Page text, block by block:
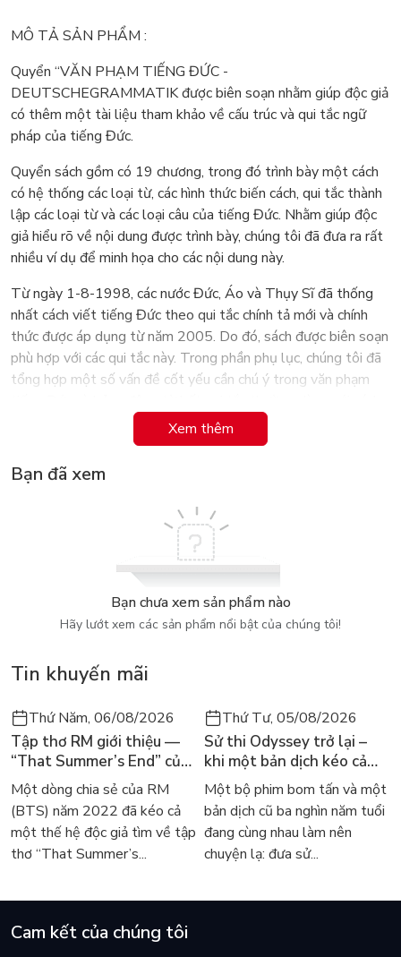
MÔ TẢ SẢN PHẨM :
Quyển “VĂN PHẠM TIẾNG ĐỨC -
DEUTSCHEGRAMMATIK được biên soạn nhằm giúp độc giả
có thêm một tài liệu tham khảo về cấu trúc và qui tắc ngữ
pháp của tiếng Đức.
Quyển sách gồm có 19 chương, trong đó trình bày một cách
có hệ thống các loại từ, các hình thức biến cách, qui tắc thành
lập các loại từ và các loại câu của tiếng Đức. Nhằm giúp độc
giả hiểu rõ về nội dung được trình bày, chúng tôi đã đưa ra rất
nhiều ví dụ để minh họa cho các nội dung này.
Từ ngày 1-8-1998, các nước Đức, Áo và Thụy Sĩ đã thống
nhất cách viết tiếng Đức theo qui tắc chính tả mới và chính
thức được áp dụng từ năm 2005. Do đó, sách được biên soạn
phù hợp với các qui tắc này. Trong phần phụ lục, chúng tôi đã
tổng hợp một số vấn đề cốt yếu cần chú ý trong văn phạm
chia ở ngôi thứ hai số ít, thì quá khứ Präteritum, dạng đặc biệt
ở Konjunktiv II và Partizip II của các động từ này.
Xem thêm
Bạn đã xem
Bạn chưa xem sản phẩm nào
Hãy lướt xem các sản phẩm nổi bật của chúng tôi!
Tin khuyến mãi
Thứ Năm, 06/08/2026
Tập thơ RM giới thiệu —
“That Summer’s End” của
Lee Seong-bok ra mắt bản
tiếng Anh sau 4 năm gây
sốt
Một dòng chia sẻ của RM
(BTS) năm 2022 đã kéo cả
một thế hệ độc giả tìm về tập
thơ “That Summer’s...
Thứ Tư, 05/08/2026
Sử thi Odyssey trở lại –
khi một bản dịch kéo cả
thế giới về với văn học
kinh điển
Một bộ phim bom tấn và một
bản dịch cũ ba nghìn năm tuổi
đang cùng nhau làm nên
chuyện lạ: đưa sử...
Cam kết của chúng tôi